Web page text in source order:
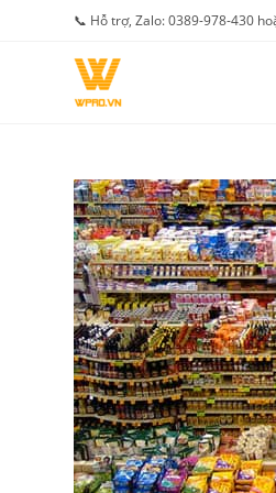
📞 Hỗ trợ, Zalo: 0389-978-430